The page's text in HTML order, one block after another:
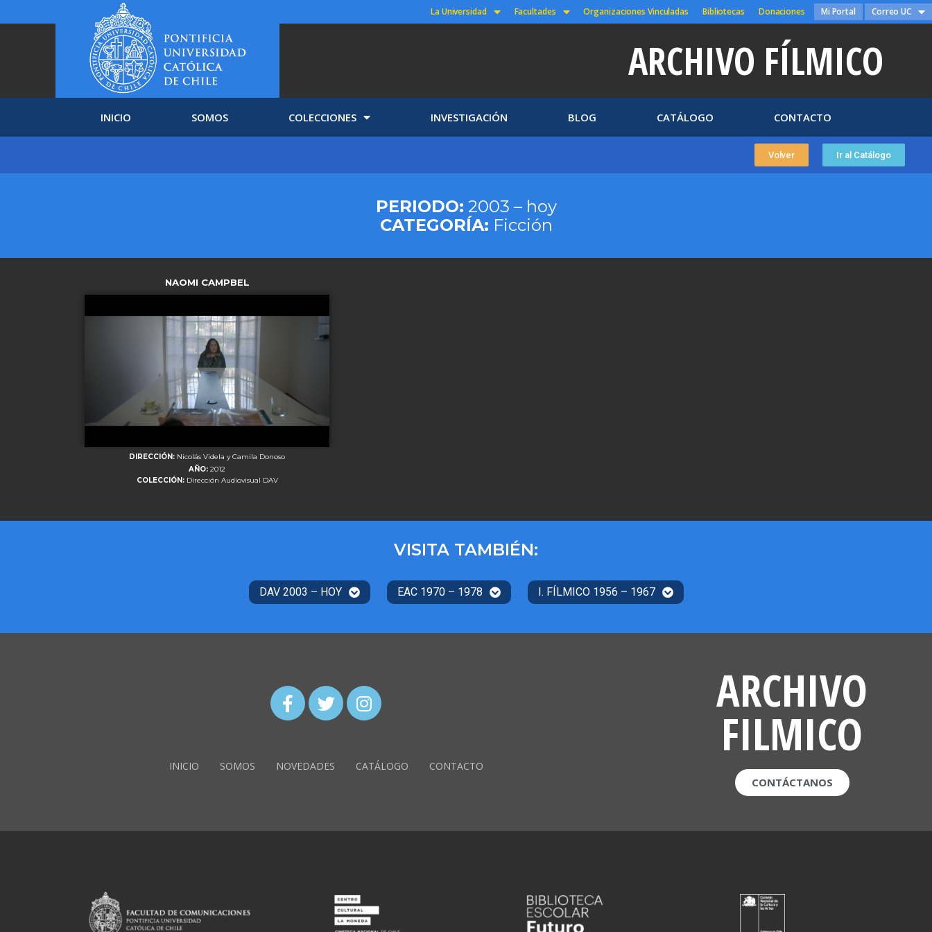
La Universidad Facultades Organizaciones Vinculadas Bibliotecas Donaciones Mi Portal Correo UC
ARCHIVO FÍLMICO
INICIO SOMOS COLECCIONES INVESTIGACIÓN BLOG CATÁLOGO CONTACTO
Volver Ir al Catálogo
PERIODO: 2003 – hoy
CATEGORÍA: Ficción
NAOMI CAMPBEL
DIRECCIÓN: Nicolás Videla y Camila Donoso
AÑO:2012
COLECCIÓN: Dirección Audiovisual DAV
VISITA TAMBIÉN:
DAV 2003 – HOY EAC 1970 – 1978 I. FÍLMICO 1956 – 1967
INICIO SOMOS NOVEDADES CATÁLOGO CONTACTO
ARCHIVO
FILMICO
CONTÁCTANOS